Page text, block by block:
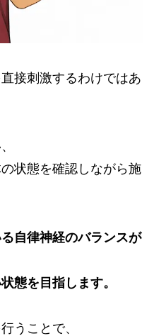
接刺激するわけではあ
状態を確認しながら施
自律神経のバランスが
態を目指します。
うことで、